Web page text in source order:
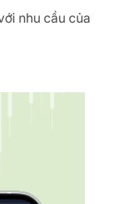
nhu cầu của